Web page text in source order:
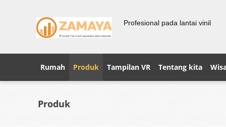
Profesional pada lantai vinil
Rumah Produk Tampilan VR Tentang kita
Produk